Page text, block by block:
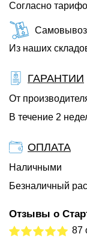
Согласно
Самовывоз
Из наших
ГАРАНТИИ
От
В течение 2
ОПЛАТА
Наличными
Безналичный
Отзывы о
87